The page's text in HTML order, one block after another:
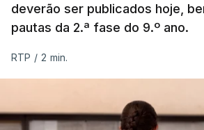
deverão ser publicados hoje,
pautas da 2.ª fase do 9.º ano.
RTP / 2 min.